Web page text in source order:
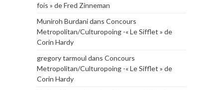
fois » de Fred Zinneman
Muniroh Burdanidans Concours
Metropolitan/Culturopoing -« Le Sifflet » de
Corin Hardy
gregory tarmoul dans Concours
Metropolitan/Culturopoing -« Le Sifflet » de
Corin Hardy